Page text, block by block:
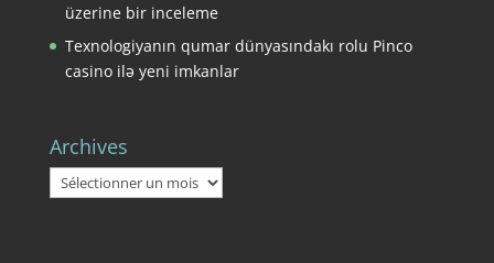
üzerine bir inceleme
Texnologiyanın qumar dünyasındakı rolu Pinco
casino ilə yeni imkanlar
Archives
Archives